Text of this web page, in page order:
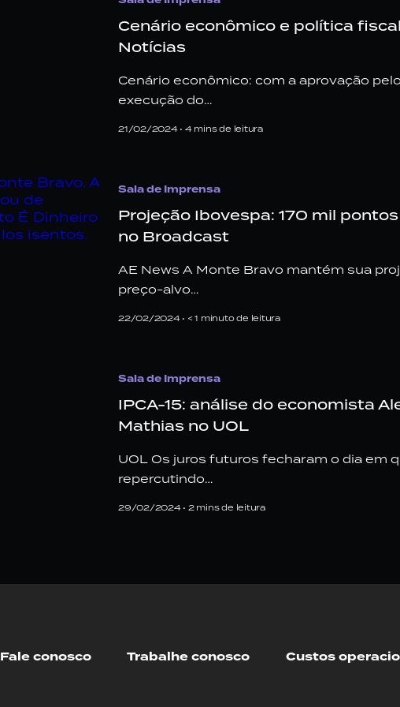
Cenário econômico e política
Notícias
Cenário econômico: com a aprovação
execução do…
21/02/2024 • 4 mins de leitura
Sala de Imprensa
Projeção Ibovespa: 170 mil
no Broadcast
AE News A Monte Bravo mantém sua
preço-alvo…
22/02/2024 • < 1 minuto de leitura
Sala de Imprensa
IPCA-15: análise do economista
Mathias no UOL
UOL Os juros futuros fecharam o dia em
repercutindo…
29/02/2024 • 2 mins de leitura
Fale conosco Trabalhe conosco Custos